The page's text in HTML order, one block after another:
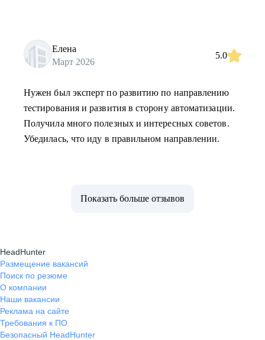
Елена
Март 2026
5.0
Нужен был эксперт по развитию по направлению
тестирования и развития в сторону автоматизации.
Получила много полезных и интересных советов.
Убедилась, что иду в правильном направлении.
Показать больше отзывов
HeadHunter
Размещение вакансий
Поиск по резюме
О компании
Наши вакансии
Реклама на сайте
Требования к ПО
Безопасный HeadHunter